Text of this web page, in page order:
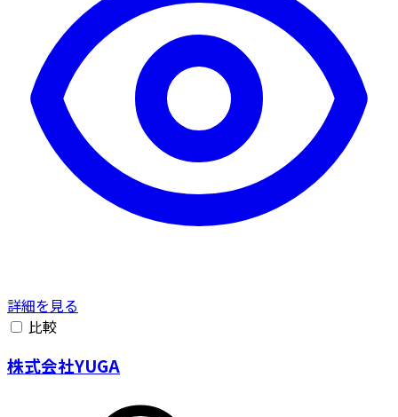
詳細を見る
比較
株式会社YUGA